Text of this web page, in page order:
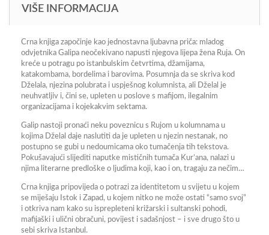
VIŠE INFORMACIJA
Crna knjiga započinje kao jednostavna ljubavna priča: mladog
odvjetnika Galipa neočekivano napusti njegova lijepa žena Ruja. On
kreće u potragu po istanbulskim četvrtima, džamijama,
katakombama, bordelima i barovima. Posumnja da se skriva kod
Dželala, njezina polubrata i uspješnog kolumnista, ali Dželal je
neuhvatljiv i, čini se, upleten u poslove s mafijom, ilegalnim
organizacijama i kojekakvim sektama.
Galip nastoji pronaći neku poveznicu s Rujom u kolumnama u
kojima Dželal daje naslutiti da je upleten u njezin nestanak, no
postupno se gubi u nedoumicama oko tumačenja tih tekstova.
Pokušavajući slijediti naputke mističnih tumača Kur’ana, nalazi u
njima literarne predloške o ljudima koji, kao i on, tragaju za nečim…
Crna knjiga pripovijeda o potrazi za identitetom u svijetu u kojem
se miješaju Istok i Zapad, u kojem nitko ne može ostati “samo svoj”
i otkriva nam kako su isprepleteni križarski i sultanski pohodi,
mafijaški i ulični obračuni, povijest i sadašnjost – i sve drugo što u
sebi skriva Istanbul.